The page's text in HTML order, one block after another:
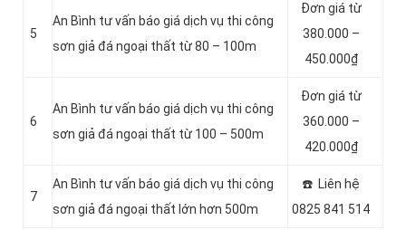
5
An Bình tư vấn báo giá dịch vụ thi công
sơn giả đá ngoại thất từ 80 – 100m
Đơn giá từ
380.000 –
450.000₫
6
An Bình tư vấn báo giá dịch vụ thi công
sơn giả đá ngoại thất từ 100 – 500m
Đơn giá từ
360.000 –
420.000₫
7
An Bình tư vấn báo giá dịch vụ thi công
sơn giả đá ngoại thất lớn hơn 500m
☎️ Liên hệ
0825 841 514